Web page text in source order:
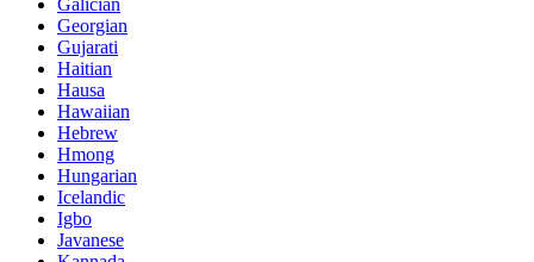
Galician
Georgian
Gujarati
Haitian
Hausa
Hawaiian
Hebrew
Hmong
Hungarian
Icelandic
Igbo
Javanese